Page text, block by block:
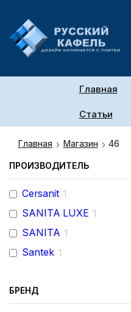
Главная
Статьи
Главная Магазин 46
ПРОИЗВОДИТЕЛЬ
Cersanit 1
SANITA LUXE 1
SANITA 1
Santek 1
БРЕНД